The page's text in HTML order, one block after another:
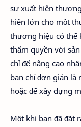
sự xuất hiên
hiện lớn cho một
thương hiệu có thể
thẩm quyền với
chỉ để nâng cao
bạn chỉ đơn giản là
hoặc để xây dựng
Một khi bạn đã đặt